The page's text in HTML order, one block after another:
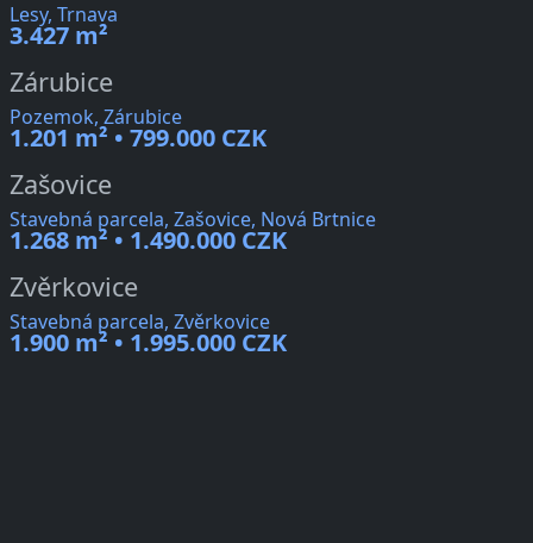
Lesy, Trnava
3.427 m²
Zárubice
Pozemok, Zárubice
1.201 m² • 799.000 CZK
Zašovice
Stavebná parcela, Zašovice, Nová Brtnice
1.268 m² • 1.490.000 CZK
Zvěrkovice
Stavebná parcela, Zvěrkovice
1.900 m² • 1.995.000 CZK